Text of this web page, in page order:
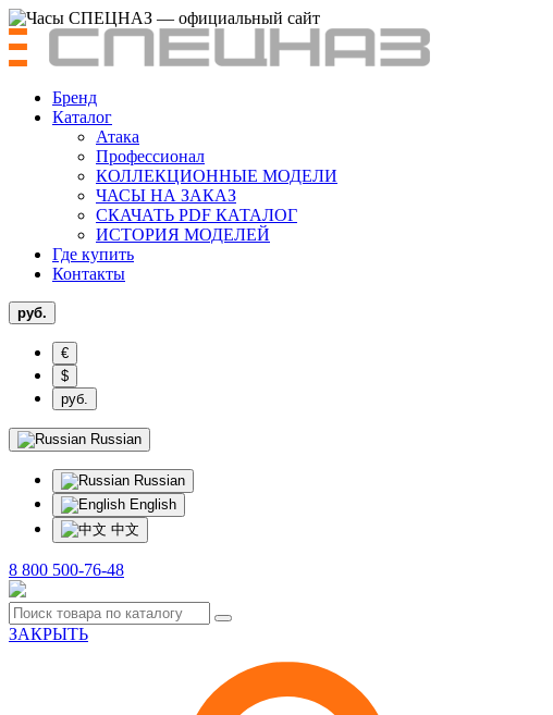
Бренд
Каталог
Атака
Профессионал
КОЛЛЕКЦИОННЫЕ МОДЕЛИ
ЧАСЫ НА ЗАКАЗ
СКАЧАТЬ PDF КАТАЛОГ
ИСТОРИЯ МОДЕЛЕЙ
Где купить
Контакты
руб.
€
$
руб.
Russian
Russian
English
中文
8 800 500-76-48
ЗАКРЫТЬ